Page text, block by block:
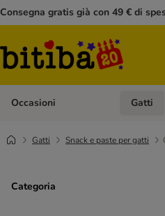
Consegna gratis già con 49 € di
Occasioni Apri
Gatti
Gatti Snack e paste per gatti
Categoria